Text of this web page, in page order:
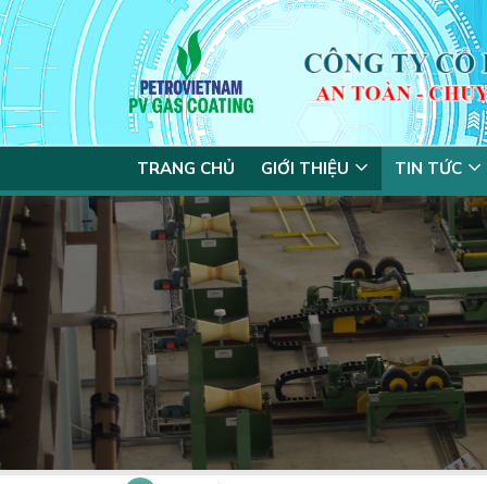
TRANG CHỦ GIỚI THIỆU TIN TỨC